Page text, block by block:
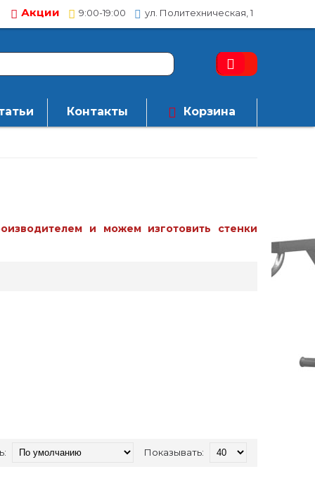
Акции 9:00-19:00 ул. Политехническая, 1
Контакты Корзина
и можем изготовить стенки
Показывать: